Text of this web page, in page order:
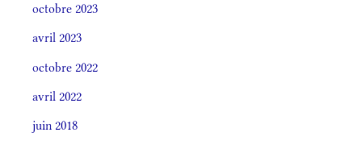
octobre 2023
avril 2023
octobre 2022
avril 2022
juin 2018